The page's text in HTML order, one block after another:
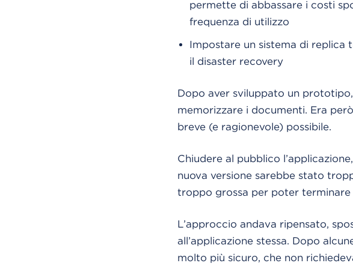
permette di abbassare i costi
frequenza di utilizzo
Impostare un sistema di replica
il disaster recovery
Dopo aver sviluppato un
memorizzare i documenti. Era
breve (e ragionevole) possibile.
Chiudere al pubblico
nuova versione sarebbe stato
troppo grossa per poter terminare
L’approccio andava ripensato,
all’applicazione stessa. Dopo
molto più sicuro, che non